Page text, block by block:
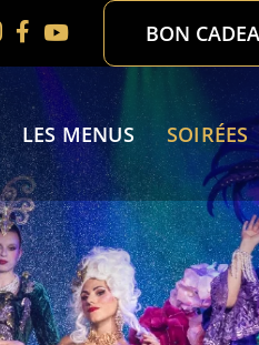
BON
LES MENUS SOIRÉES